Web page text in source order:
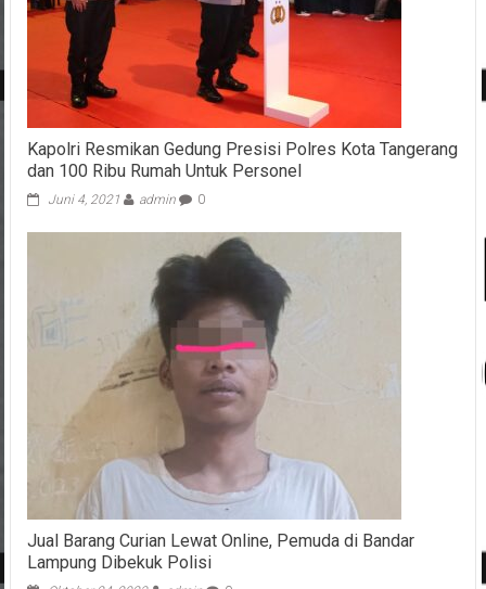
Kapolri Resmikan Gedung Presisi Polres Kota Tangerang
dan 100 Ribu Rumah Untuk Personel
Juni 4, 2021 admin 0
Jual Barang Curian Lewat Online, Pemuda di Bandar
Lampung Dibekuk Polisi